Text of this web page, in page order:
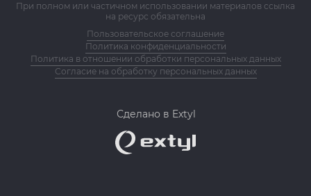
При полном или частичном использовании материалов ссылка
на ресурс обязательна
Пользовательское соглашение
Политика конфиденциальности
Политика в отношении обработки персональных данных
Согласие на обработку персональных данных
Сделано в Extyl